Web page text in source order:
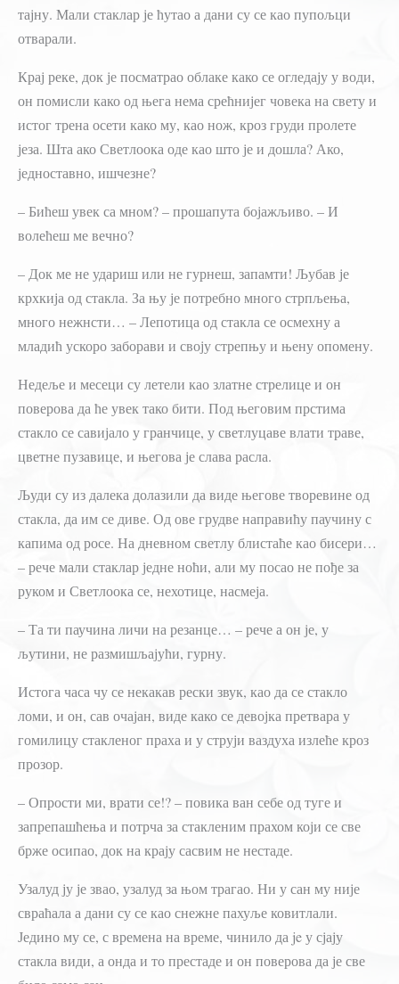
тајну. Мали стаклар је ћутао а дани су се као пупољци
отварали.
Крај реке, док је посматрао облаке како се огледају у води,
он помисли како од њега нема срећнијег човека на свету и
истог трена осети како му, као нож, кроз груди пролете
језа. Шта ако Светлоока оде као што је и дошла? Ако,
једноставно, ишчезне?
– Бићеш увек са мном? – прошапута бојажљиво. – И
волећеш ме вечно?
– Док ме не удариш или не гурнеш, запамти! Љубав је
крхкија од стакла. За њу је потребно много стрпљења,
много нежнсти… – Лепотица од стакла се осмехну а
младић ускоро заборави и своју стрепњу и њену опомену.
Недеље и месеци су летели као златне стрелице и он
поверова да ће увек тако бити. Под његовим прстима
стакло се савијало у гранчице, у светлуцаве влати траве,
цветне пузавице, и његова је слава расла.
Људи су из далека долазили да виде његове творевине од
стакла, да им се диве. Од ове грудве направићу паучину с
капима од росе. На дневном светлу блистаће као бисери…
– рече мали стаклар једне ноћи, али му посао не пође за
руком и Светлоока се, нехотице, насмеја.
– Та ти паучина личи на резанце… – рече а он је, у
љутини, не размишљајући, гурну.
Истога часа чу се некакав рески звук, као да се стакло
ломи, и он, сав очајан, виде како се девојка претвара у
гомилицу стакленог праха и у струји ваздуха излеће кроз
прозор.
– Опрости ми, врати се!? – повика ван себе од туге и
запрепашћења и потрча за стакленим прахом који се све
брже осипао, док на крају сасвим не нестаде.
Узалуд ју је звао, узалуд за њом трагао. Ни у сан му није
свраћала а дани су се као снежне пахуље ковитлали.
Једино му се, с времена на време, чинило да je у сјају
стакла види, а онда и то престаде и он поверова да је све